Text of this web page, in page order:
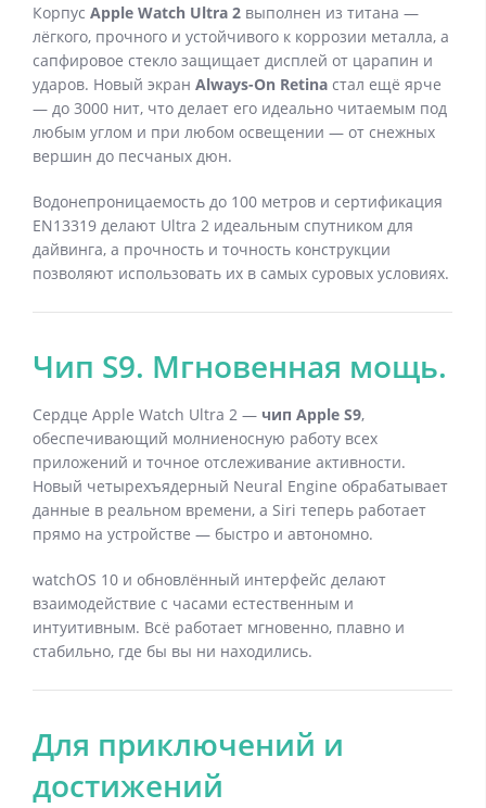
Корпус Apple Watch Ultra 2 выполнен из титана —
лёгкого, прочного и устойчивого к коррозии металла, а
сапфировое стекло защищает дисплей от царапин и
ударов. Новый экран Always-On Retina стал ещё ярче
— до 3000 нит, что делает его идеально читаемым под
любым углом и при любом освещении — от снежных
вершин до песчаных дюн.
Водонепроницаемость до 100 метров и сертификация
EN13319 делают Ultra 2 идеальным спутником для
дайвинга, а прочность и точность конструкции
позволяют использовать их в самых суровых условиях.
Чип S9. Мгновенная мощь.
Сердце Apple Watch Ultra 2 — чип Apple S9,
обеспечивающий молниеносную работу всех
приложений и точное отслеживание активности.
Новый четырехъядерный Neural Engine обрабатывает
данные в реальном времени, а Siri теперь работает
прямо на устройстве — быстро и автономно.
watchOS 10 и обновлённый интерфейс делают
взаимодействие с часами естественным и
интуитивным. Всё работает мгновенно, плавно и
стабильно, где бы вы ни находились.
Для приключений и
достижений